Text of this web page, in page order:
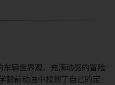
车辆世界观、充满动感的冒险
龄前动画中找到了自己的定